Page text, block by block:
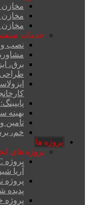
مخازن
مخازن
خدمات
نصب و
برق،
بهینه
تامین
خم،
پروژه ها
پروژه های
آریا
پدیده